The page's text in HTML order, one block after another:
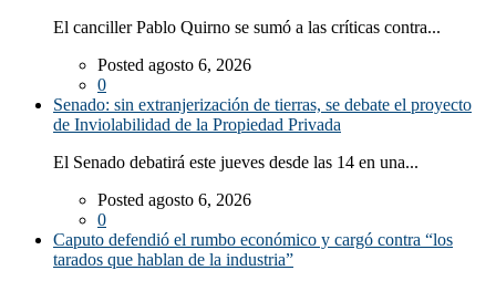
El canciller Pablo Quirno se sumó a las críticas contra...
Posted agosto 6, 2026
0
Senado: sin extranjerización de tierras, se debate el proyecto
de Inviolabilidad de la Propiedad Privada
El Senado debatirá este jueves desde las 14 en una...
Posted agosto 6, 2026
0
Caputo defendió el rumbo económico y cargó contra “los
tarados que hablan de la industria”